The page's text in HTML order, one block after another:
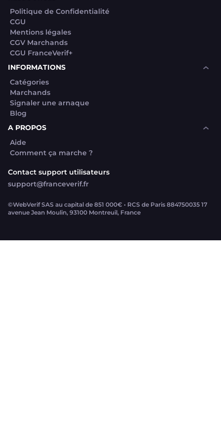
Politique de Confidentialité
CGU
Mentions légales
CGV Marchands
CGU FranceVerif+
INFORMATIONS
Catégories
Marchands
Signaler une arnaque
Blog
A PROPOS
Aide
Comment ça marche ?
Contact support utilisateurs
support@franceverif.fr
©WebVerif SAS au capital de 851 000€ • RCS de Paris 884750035 17
avenue Jean Moulin, 93100 Montreuil, France